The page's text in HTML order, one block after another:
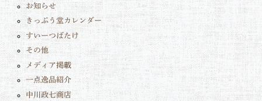
お知らせ
きっぷう堂カレンダー
すいーつばたけ
その他
メディア掲載
一点逸品紹介
中川政七商店